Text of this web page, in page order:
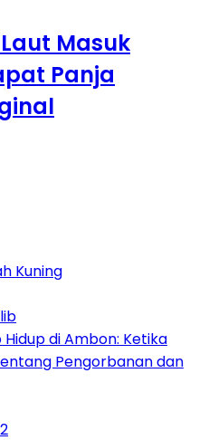
Masuk
Panja
Kuning
di Ambon: Ketika
Pengorbanan dan